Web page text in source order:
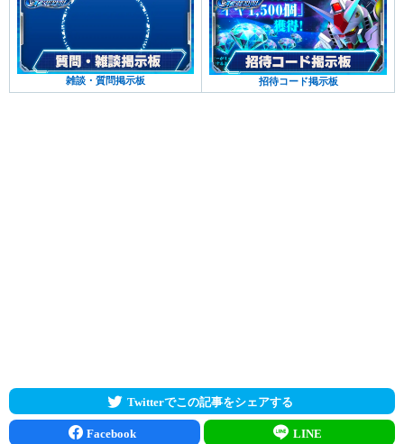
雑談・質問掲示板 招待コード掲示板
Twitterでこの記事をシェアする
Facebook LINE